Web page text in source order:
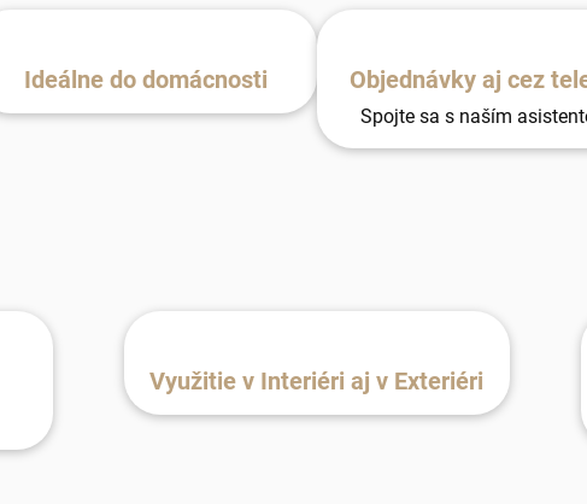
Ideálne do domácnosti Objednávky aj cez
Spojte sa s naším
Využitie v Interiéri aj v Exteriéri